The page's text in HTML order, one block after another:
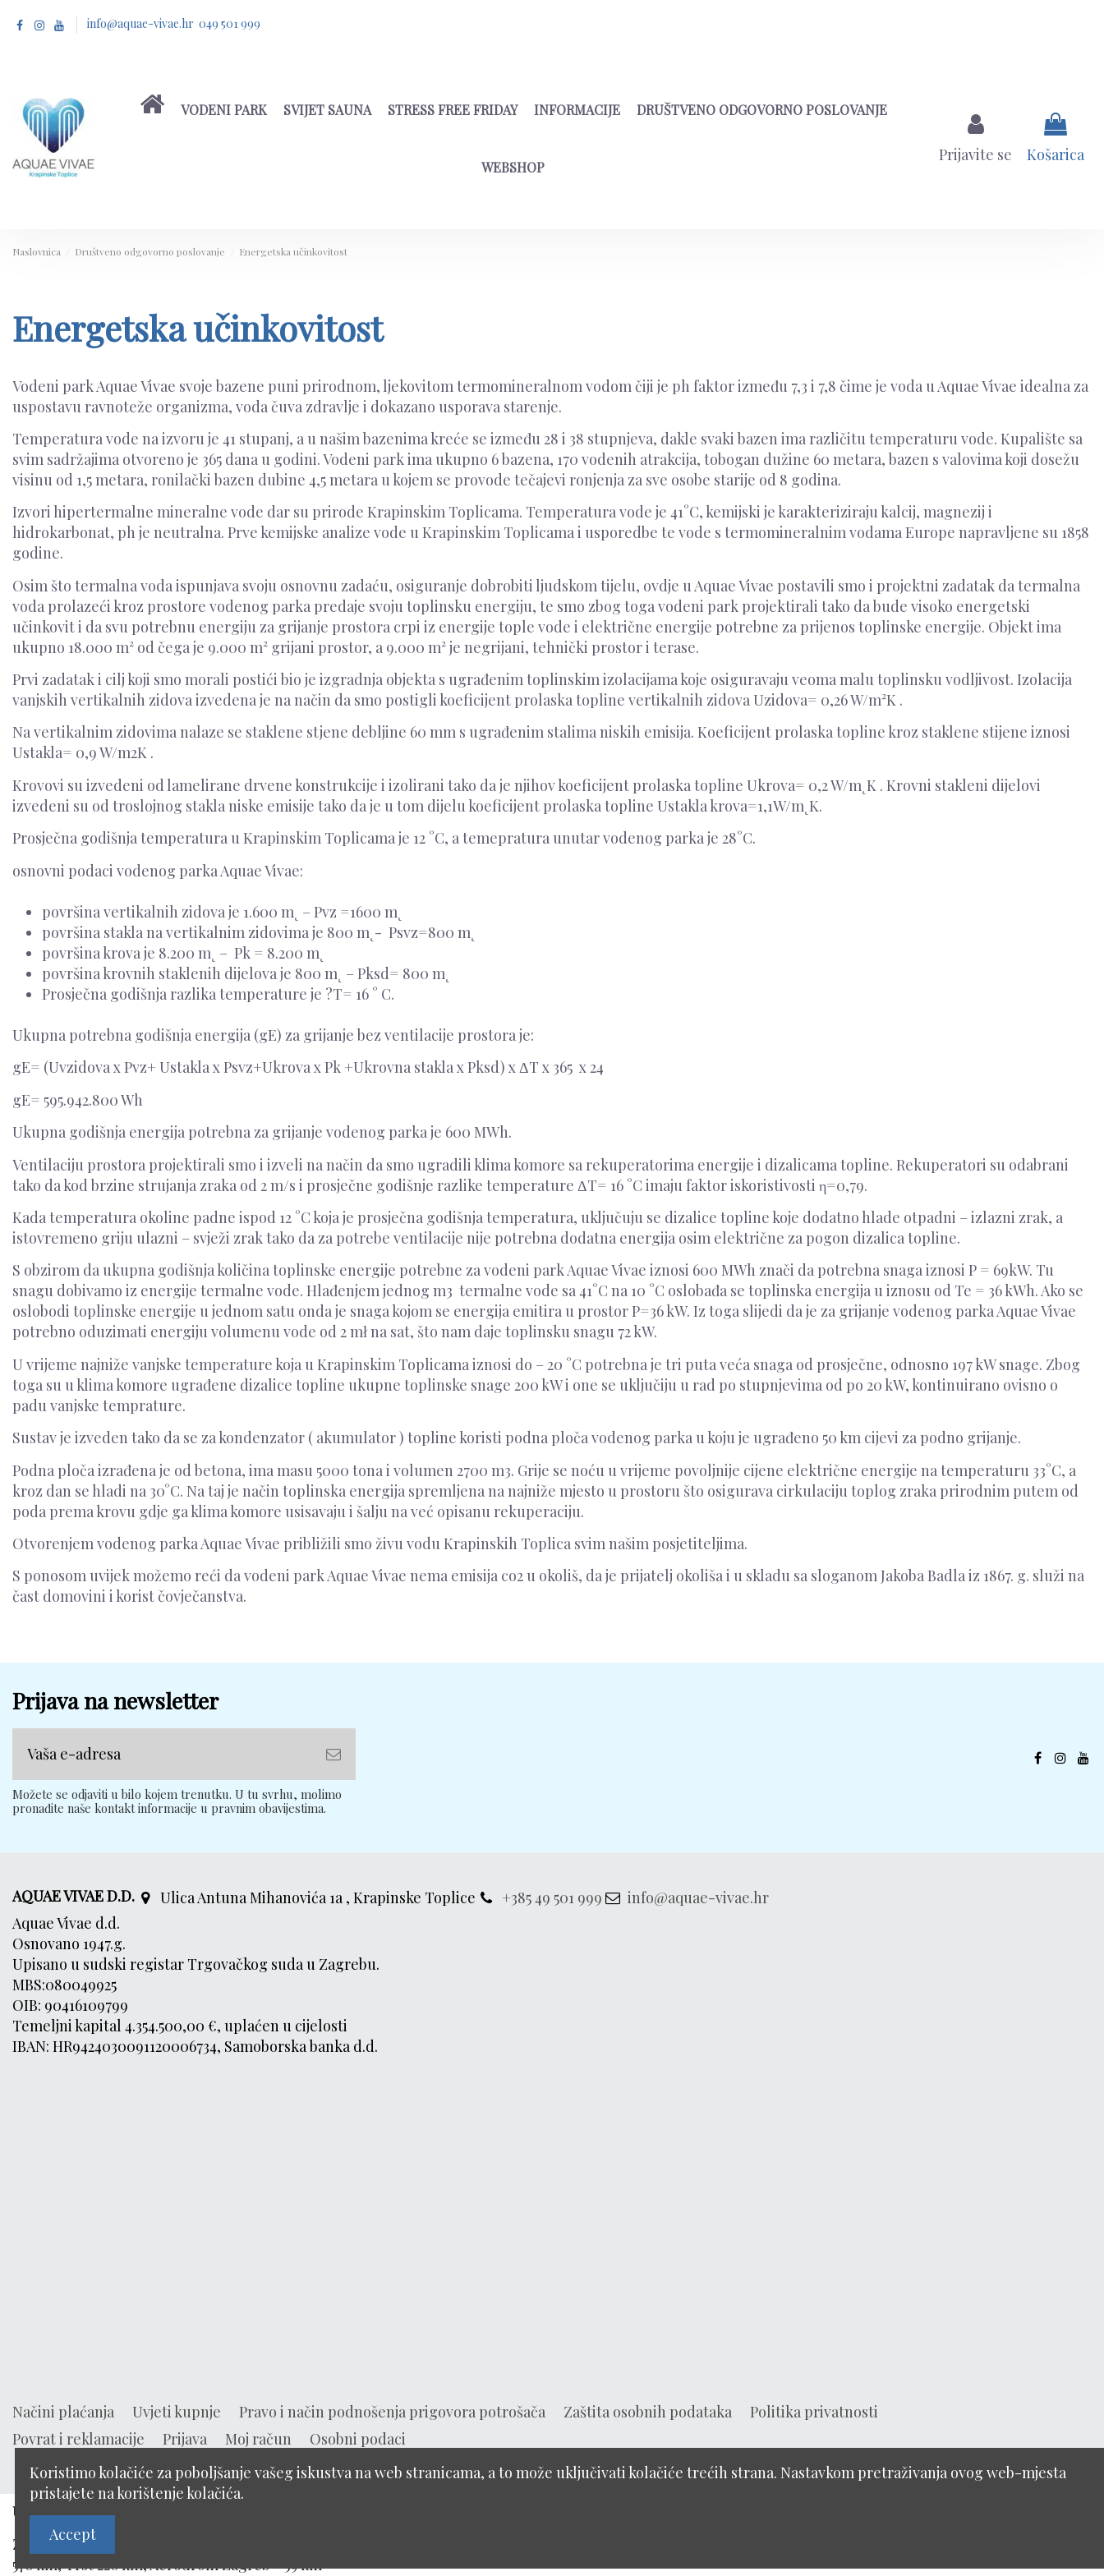
info@aquae-vivae.hr 049 501 999
VODENI PARK SVIJET SAUNA STRESS FREE FRIDAY INFORMACIJE DRUŠTVENO ODGOVORNO POSLOVANJE
WEBSHOP
Prijavite se Košarica
Naslovnica Društveno odgovorno poslovanje Energetska učinkovitost
Energetska učinkovitost
Vodeni park Aquae Vivae svoje bazene puni prirodnom, ljekovitom termomineralnom vodom čiji je ph faktor između 7,3 i 7,8 čime je voda u Aquae Vivae idealna za
uspostavu ravnoteže organizma, voda čuva zdravlje i dokazano usporava starenje.
Temperatura vode na izvoru je 41 stupanj, a u našim bazenima kreće se između 28 i 38 stupnjeva, dakle svaki bazen ima različitu temperaturu vode. Kupalište sa
svim sadržajima otvoreno je 365 dana u godini. Vodeni park ima ukupno 6 bazena, 170 vodenih atrakcija, tobogan dužine 60 metara, bazen s valovima koji dosežu
visinu od 1,5 metara, ronilački bazen dubine 4,5 metara u kojem se provode tečajevi ronjenja za sve osobe starije od 8 godina.
Izvori hipertermalne mineralne vode dar su prirode Krapinskim Toplicama. Temperatura vode je 41°C, kemijski je karakteriziraju kalcij, magnezij i
hidrokarbonat, ph je neutralna. Prve kemijske analize vode u Krapinskim Toplicama i usporedbe te vode s termomineralnim vodama Europe napravljene su 1858
godine.
Osim što termalna voda ispunjava svoju osnovnu zadaću, osiguranje dobrobiti ljudskom tijelu, ovdje u Aquae Vivae postavili smo i projektni zadatak da termalna
voda prolazeći kroz prostore vodenog parka predaje svoju toplinsku energiju, te smo zbog toga vodeni park projektirali tako da bude visoko energetski
učinkovit i da svu potrebnu energiju za grijanje prostora crpi iz energije tople vode i električne energije potrebne za prijenos toplinske energije. Objekt ima
ukupno 18.000 m² od čega je 9.000 m² grijani prostor, a 9.000 m² je negrijani, tehnički prostor i terase.
Prvi zadatak i cilj koji smo morali postići bio je izgradnja objekta s ugrađenim toplinskim izolacijama koje osiguravaju veoma malu toplinsku vodljivost. Izolacija
vanjskih vertikalnih zidova izvedena je na način da smo postigli koeficijent prolaska topline vertikalnih zidova Uzidova= 0,26 W/m²K .
Na vertikalnim zidovima nalaze se staklene stjene debljine 60 mm s ugrađenim stalima niskih emisija. Koeficijent prolaska topline kroz staklene stijene iznosi
Ustakla= 0,9 W/m2K .
Krovovi su izvedeni od lamelirane drvene konstrukcije i izolirani tako da je njihov koeficijent prolaska topline Ukrova= 0,2 W/m˛K . Krovni stakleni dijelovi
izvedeni su od troslojnog stakla niske emisije tako da je u tom dijelu koeficijent prolaska topline Ustakla krova=1,1W/m˛K.
Prosječna godišnja temperatura u Krapinskim Toplicama je 12 °C, a temepratura unutar vodenog parka je 28°C.
osnovni podaci vodenog parka Aquae Vivae:
površina vertikalnih zidova je 1.600 m˛ – Pvz =1600 m˛
površina stakla na vertikalnim zidovima je 800 m˛- Psvz=800 m˛
površina krova je 8.200 m˛ – Pk = 8.200 m˛
površina krovnih staklenih dijelova je 800 m˛ – Pksd= 800 m˛
Prosječna godišnja razlika temperature je ?T= 16 ° C.
Ukupna potrebna godišnja energija (gE) za grijanje bez ventilacije prostora je:
gE= (Uvzidova x Pvz+ Ustakla x Psvz+Ukrova x Pk +Ukrovna stakla x Pksd) x ΔT x 365 x 24
gE= 595.942.800 Wh
Ukupna godišnja energija potrebna za grijanje vodenog parka je 600 MWh.
Ventilaciju prostora projektirali smo i izveli na način da smo ugradili klima komore sa rekuperatorima energije i dizalicama topline. Rekuperatori su odabrani
tako da kod brzine strujanja zraka od 2 m/s i prosječne godišnje razlike temperature ΔT= 16 °C imaju faktor iskoristivosti η=0,79.
Kada temperatura okoline padne ispod 12 °C koja je prosječna godišnja temperatura, uključuju se dizalice topline koje dodatno hlade otpadni – izlazni zrak, a
istovremeno griju ulazni – svježi zrak tako da za potrebe ventilacije nije potrebna dodatna energija osim električne za pogon dizalica topline.
S obzirom da ukupna godišnja količina toplinske energije potrebne za vodeni park Aquae Vivae iznosi 600 MWh znači da potrebna snaga iznosi P = 69kW. Tu
snagu dobivamo iz energije termalne vode. Hlađenjem jednog m3 termalne vode sa 41°C na 10 °C oslobađa se toplinska energija u iznosu od Te = 36 kWh. Ako se
oslobodi toplinske energije u jednom satu onda je snaga kojom se energija emitira u prostor P=36 kW. Iz toga slijedi da je za grijanje vodenog parka Aquae Vivae
potrebno oduzimati energiju volumenu vode od 2 mł na sat, što nam daje toplinsku snagu 72 kW.
U vrijeme najniže vanjske temperature koja u Krapinskim Toplicama iznosi do – 20 °C potrebna je tri puta veća snaga od prosječne, odnosno 197 kW snage. Zbog
toga su u klima komore ugrađene dizalice topline ukupne toplinske snage 200 kW i one se uključiju u rad po stupnjevima od po 20 kW, kontinuirano ovisno o
padu vanjske temprature.
Sustav je izveden tako da se za kondenzator ( akumulator ) topline koristi podna ploča vodenog parka u koju je ugrađeno 50 km cijevi za podno grijanje.
Podna ploča izrađena je od betona, ima masu 5000 tona i volumen 2700 m3. Grije se noću u vrijeme povoljnije cijene električne energije na temperaturu 33°C, a
kroz dan se hladi na 30°C. Na taj je način toplinska energija spremljena na najniže mjesto u prostoru što osigurava cirkulaciju toplog zraka prirodnim putem od
poda prema krovu gdje ga klima komore usisavaju i šalju na već opisanu rekuperaciju.
Otvorenjem vodenog parka Aquae Vivae približili smo živu vodu Krapinskih Toplica svim našim posjetiteljima.
S ponosom uvijek možemo reći da vodeni park Aquae Vivae nema emisija co2 u okoliš, da je prijatelj okoliša i u skladu sa sloganom Jakoba Badla iz 1867. g. služi na
čast domovini i korist čovječanstva.
Prijava na newsletter
Možete se odjaviti u bilo kojem trenutku. U tu svrhu, molimo
pronađite naše kontakt informacije u pravnim obavijestima.
AQUAE VIVAE D.D. Ulica Antuna Mihanovića 1a , Krapinske Toplice +385 49 501 999
info@aquae-vivae.hr
Aquae Vivae d.d.
Osnovano 1947.g.
Upisano u sudski registar Trgovačkog suda u Zagrebu.
MBS:080049925
OIB: 90416109799
Temeljni kapital 4.354.500,00 €, uplaćen u cijelosti
IBAN: HR9424030091120006734, Samoborska banka d.d.
Načini plaćanja Uvjeti kupnje Pravo i način podnošenja prigovora potrošača Zaštita osobnih podataka
Politika privatnosti
Povrat i reklamacije
Prijava Moj račun Osobni podaci
Udaljenost do Aquae Vivae
Zagreb 50 km, Maribor 75 km, Celje 66 km, Beč 350 km, Graz 170 km, Munchen -
570 km, Trst 220 km, Aerodrom Zagreb - 59 km
Koristimo kolačiće za poboljšanje vašeg iskustva na web stranicama, a to može uključivati kolačiće trećih strana. Nastavkom pretraživanja ovog web-mjesta
pristajete na korištenje kolačića.
Accept